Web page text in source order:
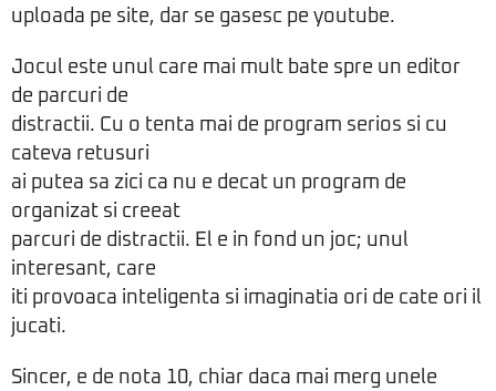
uploada pe site, dar se gasesc pe youtube.
Jocul este unul care mai mult bate spre un editor
de parcuri de
distractii. Cu o tenta mai de program serios si cu
cateva retusuri
ai putea sa zici ca nu e decat un program de
organizat si creeat
parcuri de distractii. El e in fond un joc; unul
interesant, care
iti provoaca inteligenta si imaginatia ori de cate ori il
jucati.
Sincer, e de nota 10, chiar daca mai merg unele